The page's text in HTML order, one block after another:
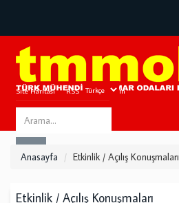
Site Haritası RSS Bize Ulaşın
Search
this
Anasayfa Etkinlik / Açılış Konuşmaları
Etkinlik / Açılış Konuşmaları